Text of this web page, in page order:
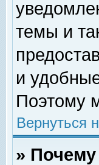
темы и
и
Поэтому
Вернуться
»